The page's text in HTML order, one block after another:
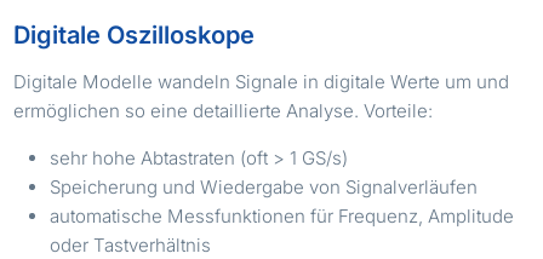
Digitale Oszilloskope
Digitale Modelle wandeln Signale in digitale Werte um und
ermöglichen so eine detaillierte Analyse. Vorteile:
sehr hohe Abtastraten (oft > 1 GS/s)
Speicherung und Wiedergabe von Signalverläufen
automatische Messfunktionen für Frequenz, Amplitude
oder Tastverhältnis